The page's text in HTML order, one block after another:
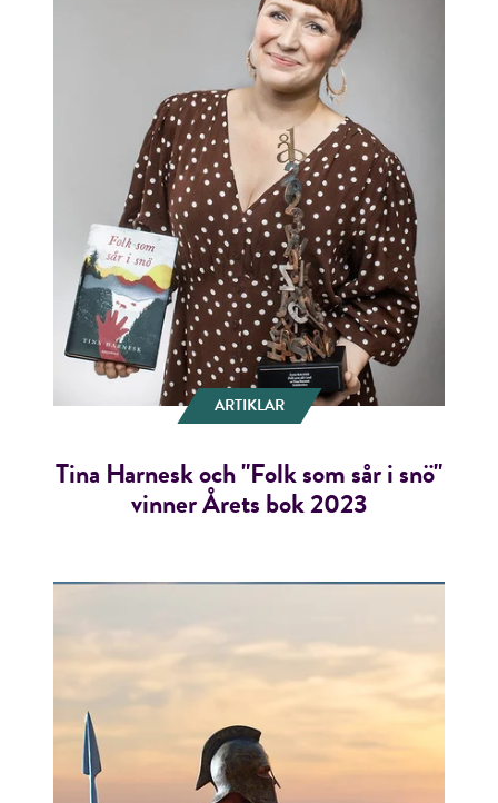
ARTIKLAR
Tina Harnesk och "Folk som sår i snö"
vinner Årets bok 2023